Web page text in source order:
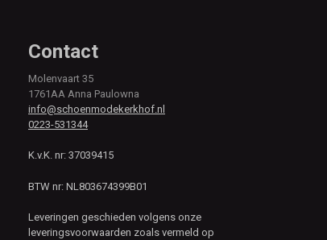
Contact
Molenvaart 35
1761AA Anna Paulowna
info@schoenmodekerkhof.nl
0223-531344
K.v.K. nr: 37039415
BTW nr: NL803674399B01
Leveringen geschieden volgens onze
leveringsvoorwaarden zoals vermeld op